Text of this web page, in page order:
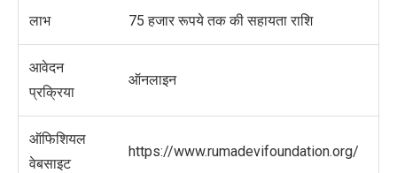
लाभ 75हजार रूपये तक की सहायता राशि
आवेदन
प्रक्रिया
ऑनलाइन
ऑफिशियल
वेबसाइट
https://www.rumadevifoundation.org/